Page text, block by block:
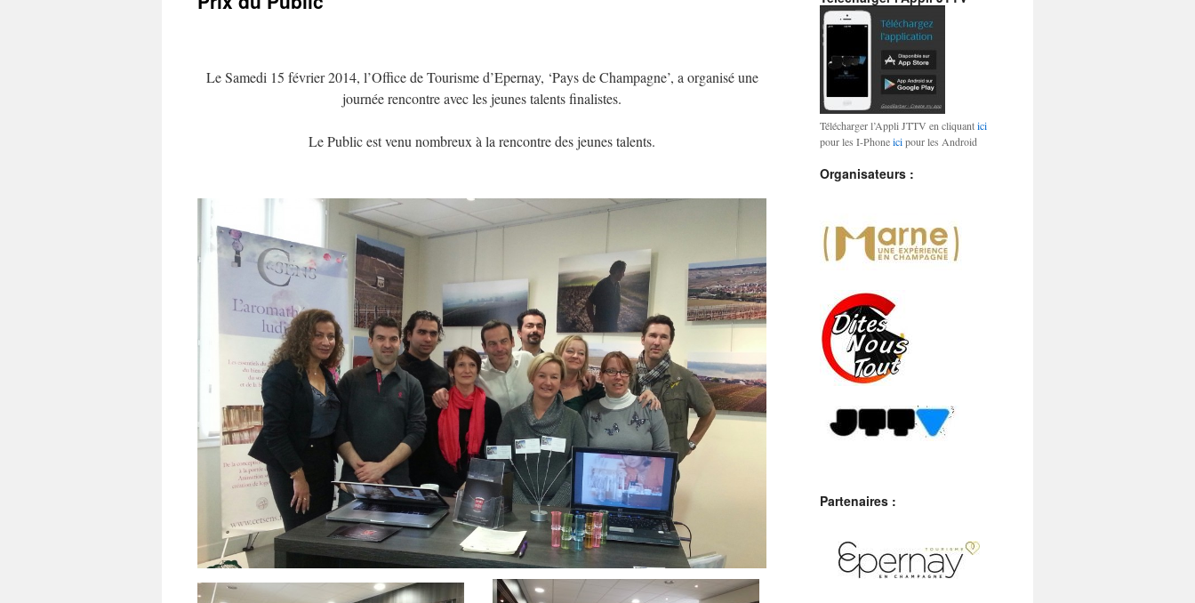
Le Samedi 15 février 2014, l’Office de Tourisme d’Epernay, ‘Pays de Champagne’, a organisé une
journée rencontre avec les jeunes talents finalistes.
Le Public est venu nombreux à la rencontre des jeunes talents.
Télécharger l’Appli JTTV en cliquantici
pour les I-Phoneicipour les Android
Organisateurs :
Partenaires :